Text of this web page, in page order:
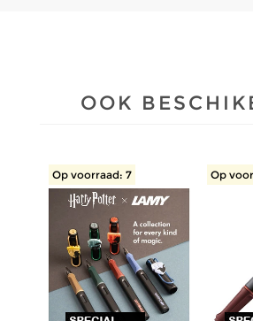
OOK
Op voorraad: 7 Op